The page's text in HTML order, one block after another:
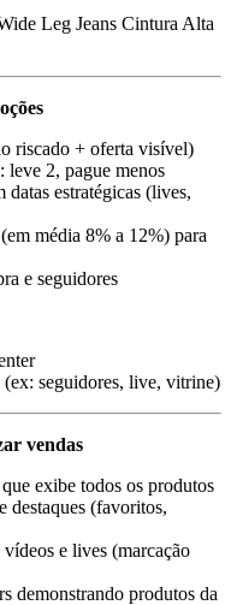
Leg Jeans Cintura Alta
riscado + oferta visível)
: leve 2, pague menos
datas estratégicas (lives,
(em média 8% a 12%) para
e seguidores
seguidores, live, vitrine)
vendas
exibe todos os produtos
destaques (favoritos,
e lives (marcação
demonstrando produtos da